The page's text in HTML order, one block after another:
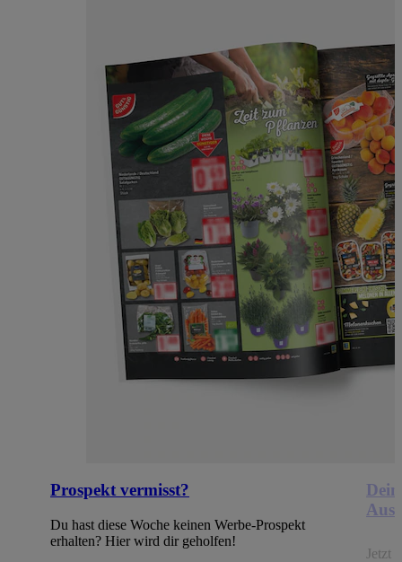
Prospekt vermisst?
Du hast diese Woche keinen Werbe-Prospekt
erhalten? Hier wird dir geholfen!
Jetzt